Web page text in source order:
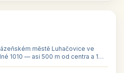
městě Luhačovice ve
1010 — asi 500 m od centra a 1